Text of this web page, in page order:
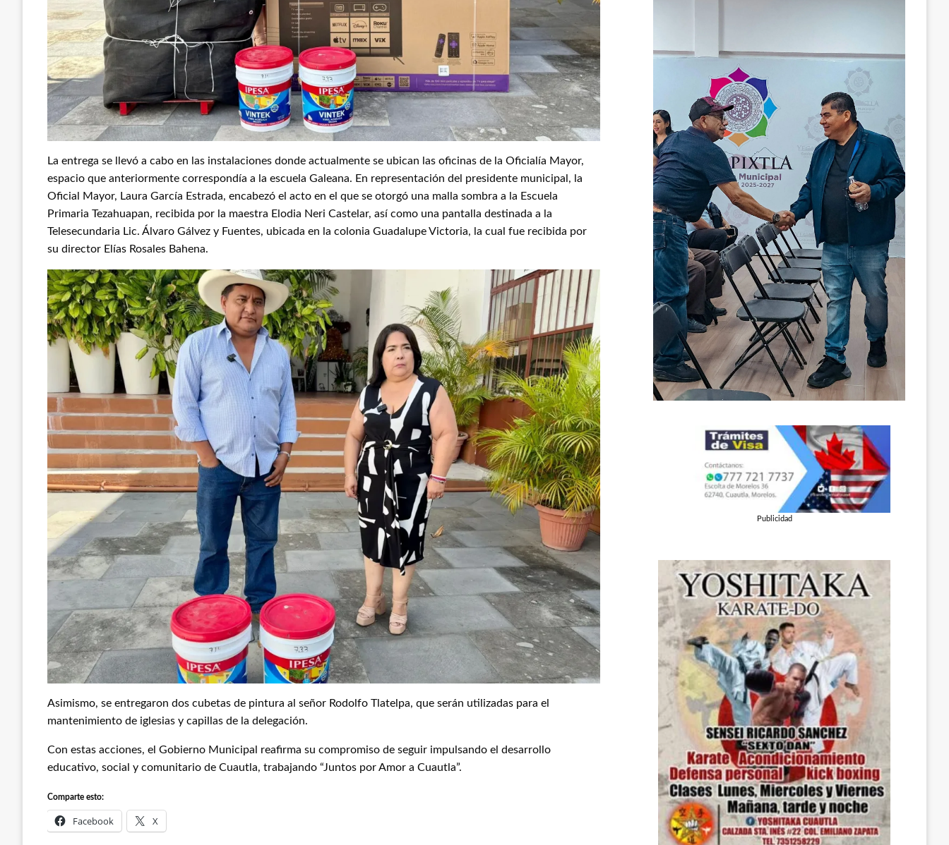
La entrega se llevó a cabo en las instalaciones donde actualmente se ubican las oficinas de la Oficialía Mayor,
espacio que anteriormente correspondía a la escuela Galeana. En representación del presidente municipal, la
Oficial Mayor, Laura García Estrada, encabezó el acto en el que se otorgó una malla sombra a la Escuela
Primaria Tezahuapan, recibida por la maestra Elodia Neri Castelar, así como una pantalla destinada a la
Telesecundaria Lic. Álvaro Gálvez y Fuentes, ubicada en la colonia Guadalupe Victoria, la cual fue recibida por
su director Elías Rosales Bahena.
Asimismo, se entregaron dos cubetas de pintura al señor Rodolfo Tlatelpa, que serán utilizadas para el
mantenimiento de iglesias y capillas de la delegación.
Con estas acciones, el Gobierno Municipal reafirma su compromiso de seguir impulsando el desarrollo
educativo, social y comunitario de Cuautla, trabajando “Juntos por Amor a Cuautla”.
Comparte esto:
Facebook X
Publicidad